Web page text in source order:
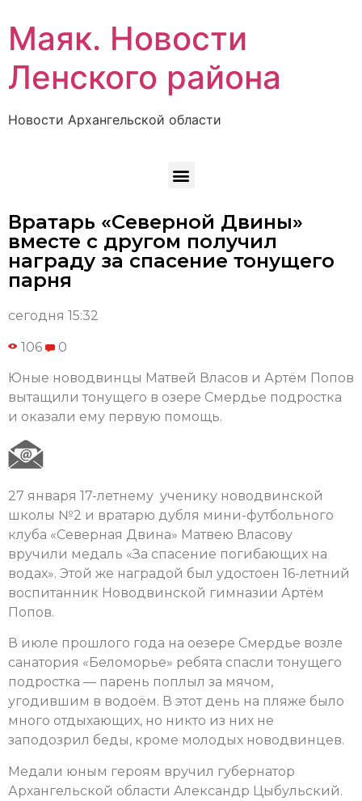
Маяк. Новости
Ленского района
Новости Архангельской области
Вратарь «Северной Двины»
вместе с другом получил
награду за спасение тонущего
парня
сегодня 15:32
106 0
Юные новодвинцы Матвей Власов и Артём Попов
вытащили тонущего в озере Смердье подростка
и оказали ему первую помощь.
27 января 17-летнему ученику новодвинской
школы №2 и вратарю дубля мини-футбольного
клуба «Северная Двина» Матвею Власову
вручили медаль «За спасение погибающих на
водах». Этой же наградой был удостоен 16-летний
воспитанник Новодвинской гимназии Артём
Попов.
В июле прошлого года на оезере Смердье возле
санатория «Беломорье» ребята спасли тонущего
подростка — парень поплыл за мячом,
угодившим в водоём. В этот день на пляже было
много отдыхающих, но никто из них не
заподозрил беды, кроме молодых новодвинцев.
Медали юным героям вручил губернатор
Архангельской области Александр Цыбульский.